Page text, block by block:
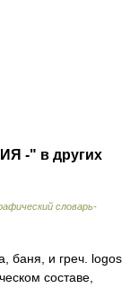
-" в других
словарь-
баня, и греч. logos
составе,